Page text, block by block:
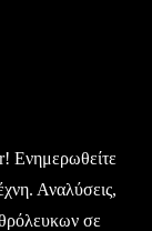
Ενημερωθείτε
Αναλύσεις,
σε